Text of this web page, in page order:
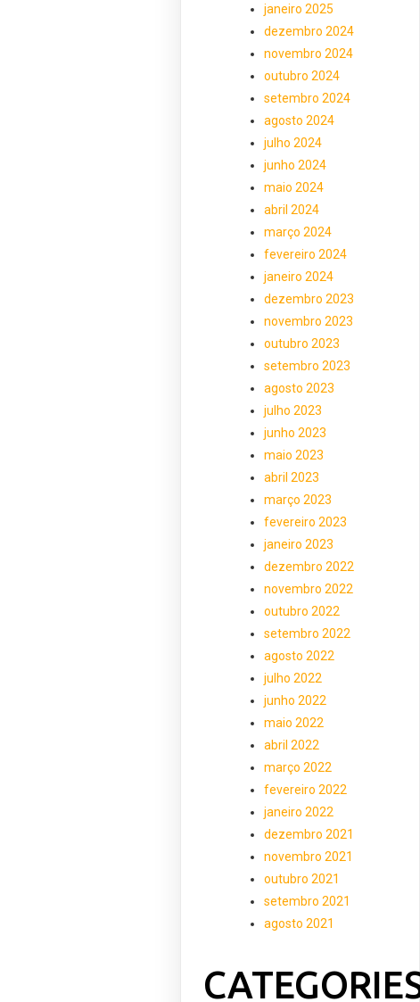
janeiro 2025
dezembro 2024
novembro 2024
outubro 2024
setembro 2024
agosto 2024
julho 2024
junho 2024
maio 2024
abril 2024
março 2024
fevereiro 2024
janeiro 2024
dezembro 2023
novembro 2023
outubro 2023
setembro 2023
agosto 2023
julho 2023
junho 2023
maio 2023
abril 2023
março 2023
fevereiro 2023
janeiro 2023
dezembro 2022
novembro 2022
outubro 2022
setembro 2022
agosto 2022
julho 2022
junho 2022
maio 2022
abril 2022
março 2022
fevereiro 2022
janeiro 2022
dezembro 2021
novembro 2021
outubro 2021
setembro 2021
agosto 2021